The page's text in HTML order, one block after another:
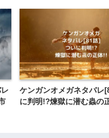
ケンガンオメガネタバレ
に判明!?煉獄に潜む蟲の